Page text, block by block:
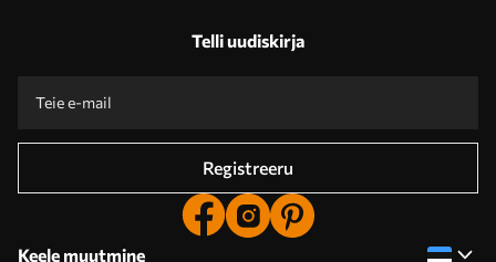
Telli uudiskirja
Registreeru
Keele muutmine